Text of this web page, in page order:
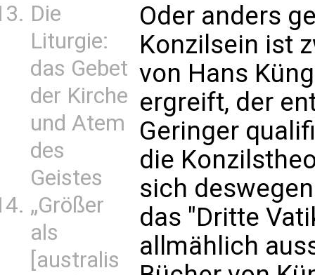
Die
Liturgie:
das Gebet
der Kirche
und Atem
des
Geistes
„Größer
als
[australis
Oder anders
Konzilsein ist
von Hans
ergreift, der
Geringer
die
sich
das "Dritte
allmählich